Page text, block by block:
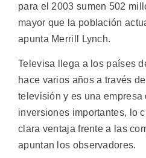
para el 2003 sumen 502
mayor que la población
apunta Merrill Lynch.
Televisa llega a los países
hace varios años a través
televisión y es una empresa
inversiones importantes, lo
clara ventaja frente a las
apuntan los observadores.